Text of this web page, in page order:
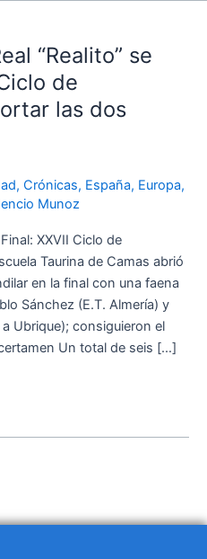
“Realito” se
de
las dos
, Crónicas, España, Europa,
Munoz
XXVII Ciclo de
Taurina de Camas abrió
en la final con una faena
Sánchez (E.T. Almería) y
Ubrique); consiguieron el
Un total de seis […]